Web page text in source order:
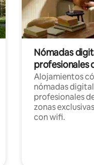
Nómadas
profesionales
Alojamientos
nómadas
profesionales
zonas
con wifi.